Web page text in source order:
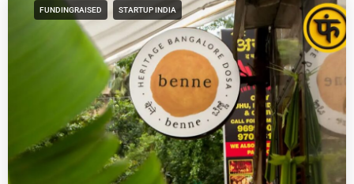
FUNDINGRAISED STARTUP INDIA